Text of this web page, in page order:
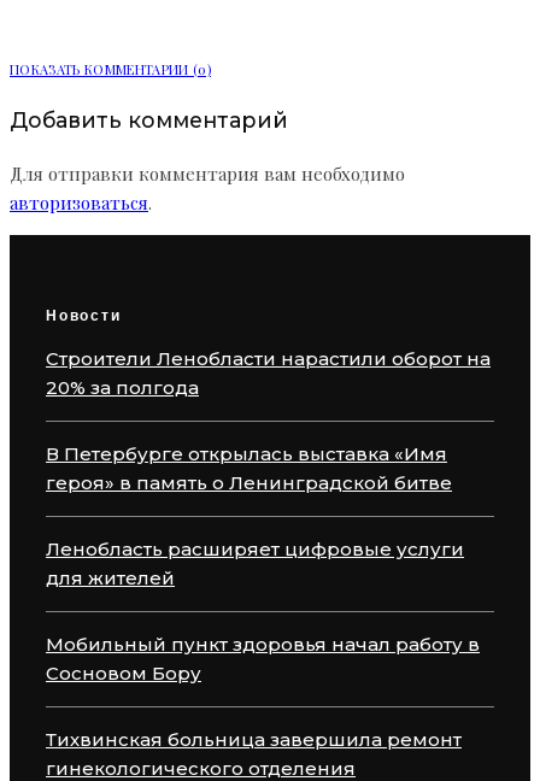
ПОКАЗАТЬ КОММЕНТАРИИ (0)
Добавить комментарий
Для отправки комментария вам необходимо
авторизоваться.
Новости
Строители Ленобласти нарастили оборот на
20% за полгода
В Петербурге открылась выставка «Имя
героя» в память о Ленинградской битве
Ленобласть расширяет цифровые услуги
для жителей
Мобильный пункт здоровья начал работу в
Сосновом Бору
Тихвинская больница завершила ремонт
гинекологического отделения